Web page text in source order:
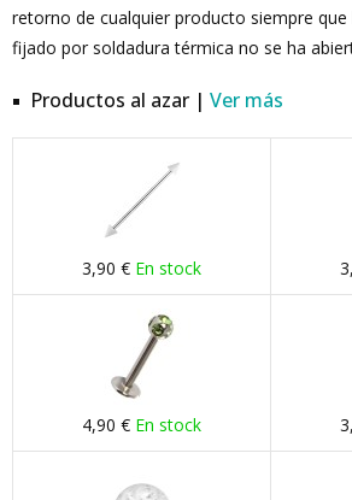
retorno de cualquier producto siempre
fijado por soldadura térmica no se ha
Productos al azar | Ver más
3,90 € En stock
4,90 € En stock